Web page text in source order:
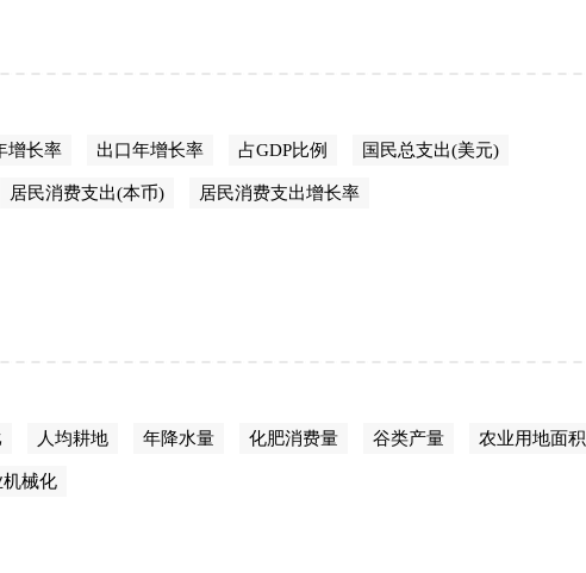
增长率 出口年增长率 占GDP比例 国民总支出(美元)
居民消费支出(本币) 居民消费支出增长率
人均耕地 年降水量 化肥消费量 谷类产量 农业用地面积
机械化